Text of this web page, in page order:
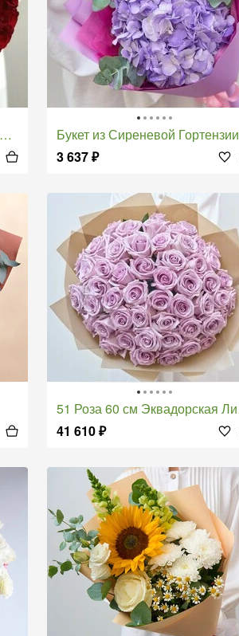
Букет из Сиреневой Гортензии
3 637₽
51 Роза 60 см Эквадорская Лиловая
41 610₽